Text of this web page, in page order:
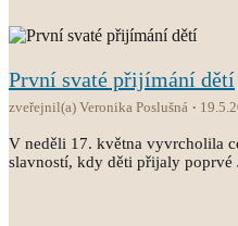
První svaté přijímání dětí
zveřejnil(a) Veronika Poslušná
V neděli 17. května vyvrcholila
slavností, kdy děti přijaly poprvé